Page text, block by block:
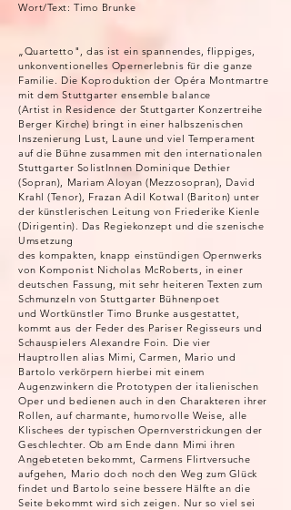
Wort/Text: Timo Brunke
„Quartetto", das ist ein spannendes, flippiges,
unkonventionelles Opernerlebnis für die ganze
Familie. Die Koproduktion der Opéra Montmartre
mit dem Stuttgarter ensemble balance
(Artist in Residence der Stuttgarter Konzertreihe
Berger Kirche) bringt in einer halbszenischen
Inszenierung Lust, Laune und viel Temperament
auf die Bühne zusammen mit den internationalen
Stuttgarter SolistInnen Dominique Dethier
(Sopran), Mariam Aloyan (Mezzosopran), David
Krahl (Tenor), Frazan Adil Kotwal (Bariton) unter
der künstlerischen Leitung von Friederike Kienle
(Dirigentin). Das Regiekonzept und die szenische
Umsetzung
des kompakten, knapp einstündigen Opernwerks
von Komponist Nicholas McRoberts, in einer
deutschen Fassung, mit sehr heiteren Texten zum
Schmunzeln von Stuttgarter Bühnenpoet
und Wortkünstler Timo Brunke ausgestattet,
kommt aus der Feder des Pariser Regisseurs und
Schauspielers Alexandre Foin. Die vier
Hauptrollen alias Mimi, Carmen, Mario und
Bartolo verkörpern hierbei mit einem
Augenzwinkern die Prototypen der italienischen
Oper und bedienen auch in den Charakteren ihrer
Rollen, auf charmante, humorvolle Weise, alle
Klischees der typischen Opernverstrickungen der
Geschlechter. Ob am Ende dann Mimi ihren
Angebeteten bekommt, Carmens Flirtversuche
aufgehen, Mario doch noch den Weg zum Glück
findet und Bartolo seine bessere Hälfte an die
Seite bekommt wird sich zeigen. Nur so viel sei